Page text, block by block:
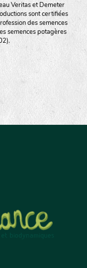
Veritas et Demeter
sont certifiées
des semences
semences potagères